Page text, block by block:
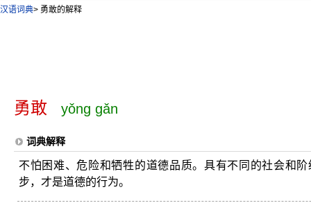
汉语词典> 勇敢的解释
勇敢 yǒng gǎn
词典解释
不怕困难、危险和牺牲的道德品质。具有不同的社会和
步，才是道德的行为。